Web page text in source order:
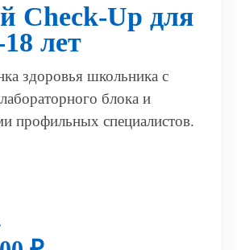
Check-Up для
лет
здоровья школьника с
блока и
профильных специалистов.